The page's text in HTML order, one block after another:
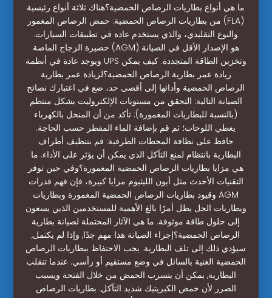
ما هي أنواع بطاريات الرصاص الحمضية؟هناك ثلاثة أنواع رئيسية
من بطاريات الرصاص الحمضية: حمض الرصاص المغمور (FLA)
والنوع التقليدي، والذي يستخدم عادة في تطبيقات السيارات.
حصيرة الزجاج الماصة (AGM) هو الإصدار الأقل في الصيانة
ويوجد عادة في أنظمة UPS وتخزين الطاقة المتجددة. كيف يمكن
زيادة عمر بطارية الرصاص الحمضية؟لزيادة عمر بطارية
الرصاص الحمضية وأدائها إلى أقصى حد، ضع في اعتبارك نصائح
الصيانة التالية: التحقق من مستويات الإلكتروليت بشكل منتظم
(بالنسبة للبطاريات المغمورة): تأكد من أن المنحل بالكهرباء
يغطي اللوحات؛ ثم قم بإضافة الماء المقطر حسب الحاجة.
حافظ على نظافة المحطات الطرفية: قم بتنظيف أطراف
البطارية بانتظام لمنع التآكل الذي يمكن أن يؤثر على الأداء. ما
هي مزايا بطاريات الرصاص الحمضية المغمورة؟وفي حين توفر
التقنيات الأحدث مثل أيون الليثيوم مزايا كبيرة، فإن فهم قدرات
وقيود بطاريات الرصاص الحمضية المغمورة وبطاريات AGM
وبطاريات الجل يظل أمرًا بالغ الأهمية للمستخدمين الذين يسعون
إلى حلول طاقة موثوقة. ما هي الآثار المحتملة لصيانة بطارية
الرصاص الحمضية؟إجراء الصيانة هذا مهم جدًا, وإذا لم يكتمل,
سيؤدي ذلك إلى تلف البطارية. يجب الاحتفاظ ببطاريات الرصاص
الحمضية الغنية بالسائل في وضع مستقيم أو رأسي. عندما تنقلب
البطارية, يمكن أن يتسرب الحمض من خلال الفتحة ويسبب
الضرر لأن حمض الكبريتيك شديد التآكل. بطاريات الرصاص